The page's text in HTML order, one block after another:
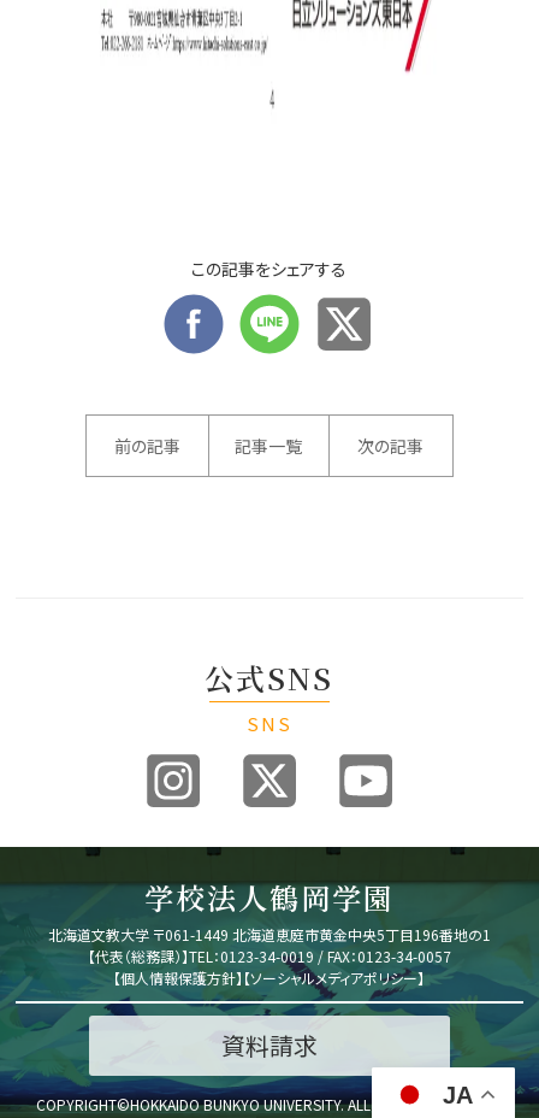
この記事をシェアする
前の記事 記事一覧 次の記事
公式SNS
SNS
学校法人鶴岡学園
北海道文教大学 〒061-1449 北海道恵庭市黄金中央5丁目196番地の1
【代表（総務課）】TEL：0123-34-0019 / FAX：0123-34-0057
【個人情報保護方針】 【ソーシャルメディアポリシー】
資料請求
COPYRIGHT©HOKKAIDO BUNKYO UNIVERSITY.ALL RIGHTS RESERVED.
JA